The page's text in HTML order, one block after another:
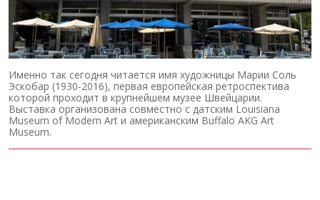
Именно так сегодня читается имя художницы Марии Соль
Эскобар (1930-2016), первая европейская ретроспектива
которой проходит в крупнейшем музее Швейцарии.
Выставка организована совместно с датским Louisiana
Museum of Modern Art и американским Buffalo AKG Art
Museum.